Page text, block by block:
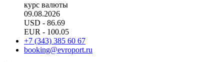
курс валюты
09.08.2026
USD - 86.69
EUR - 100.05
+7 (343) 385 60 67
booking@evroport.ru